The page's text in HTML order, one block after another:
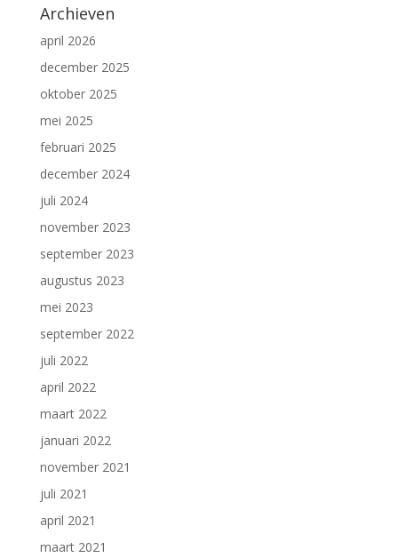
Archieven
april 2026
december 2025
oktober 2025
mei 2025
februari 2025
december 2024
juli 2024
november 2023
september 2023
augustus 2023
mei 2023
september 2022
juli 2022
april 2022
maart 2022
januari 2022
november 2021
juli 2021
april 2021
maart 2021